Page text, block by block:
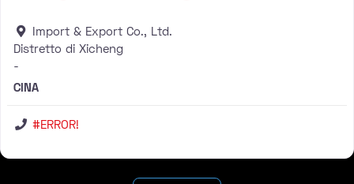
Import & Export Co., Ltd.
Distretto di Xicheng
-
CINA
#ERROR!